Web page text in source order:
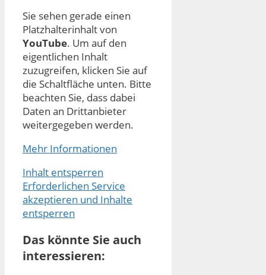
Sie sehen gerade einen
Platzhalterinhalt von
YouTube. Um auf den
eigentlichen Inhalt
zuzugreifen, klicken Sie auf
die Schaltfläche unten. Bitte
beachten Sie, dass dabei
Daten an Drittanbieter
weitergegeben werden.
Mehr Informationen
Inhalt entsperren
Erforderlichen Service
akzeptieren und Inhalte
entsperren
Das könnte Sie auch
interessieren: